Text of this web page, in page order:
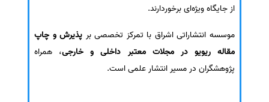
از جایگاه ویژه‌ای برخوردارند.
موسسه انتشاراتی اشراق با تمرکز تخصصی بر پذیرش و چاپ
مقاله ریویو در مجلات معتبر داخلی و خارجی، همراه
پژوهشگران در مسیر انتشار علمی است.